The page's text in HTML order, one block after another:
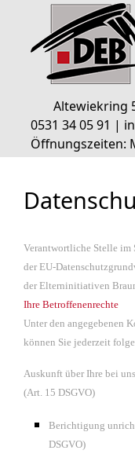
Altewiekring
0531 34 05 91 |
Öffnungszeiten:
Verantwortliche Stelle im
der EU-
der Elterninitiativen
Ihre Betroffenenrechte
Unter den angegebenen
können Sie jederzeit
Auskunft über Ihre bei
(Art. 15 DSGVO)
Berichtigung
DSGVO)